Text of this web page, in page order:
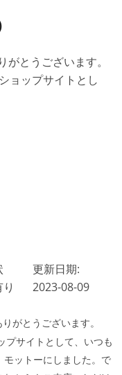
とうございます。
ョップサイトとし
更新日期:
2023-08-09
がとうございます。
サイトとして、いつも
ットーにしました。で